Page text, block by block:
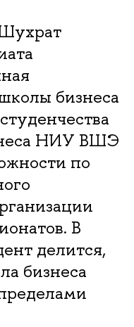
бизнеса
НИУ ВШЭ
по
В
делится,
бизнеса